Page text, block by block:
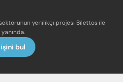
yenilikçi projesi Bilettos ile
bul